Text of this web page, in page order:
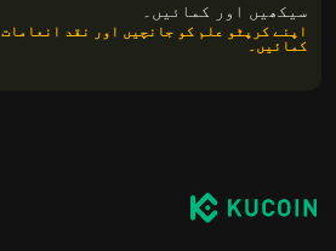
سیکھیں اور کمائیں۔
اپنے کرپٹو علم کو جانچیں اور نقد انعامات
کمائیں۔